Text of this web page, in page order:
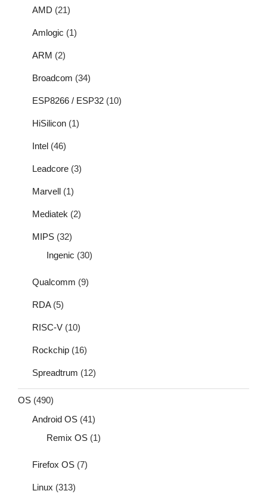
AMD (21)
Amlogic (1)
ARM (2)
Broadcom (34)
ESP8266 / ESP32 (10)
HiSilicon (1)
Intel (46)
Leadcore (3)
Marvell (1)
Mediatek (2)
MIPS (32)
Ingenic (30)
Qualcomm (9)
RDA(5)
RISC-V (10)
Rockchip (16)
Spreadtrum (12)
OS (490)
Android OS (41)
Remix OS (1)
Firefox OS (7)
Linux (313)